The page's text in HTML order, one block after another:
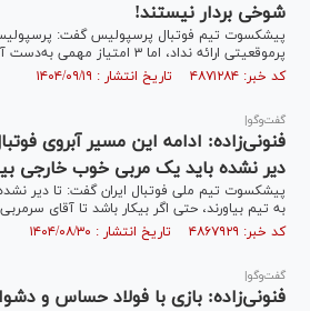
شوخی بردار نیستند!
پیشکسوت تیم فوتبال پرسپولیس گفت:
پرموقعیتی ارائه نداد، اما ۳ امتیاز مهمی به‌دست آورد.
کد خبر: ۴۸۷۱۲۸۴ تاریخ انتشار : ۱۴۰۴/۰۹/۱۹
گفت‌و‌گو|
فنونی‌زاده: ادامه این مسیر آبروی
دیر نشده باید یک مربی خوب خارجی
پیشکسوت تیم ملی فوتبال ایران گفت: تا دیر
به تیم بیاورند، حتی اگر بیکار باشد تا آقای
کد خبر: ۴۸۶۷۹۲۹ تاریخ انتشار : ۱۴۰۴/۰۸/۳۰
گفت‌وگو|
فنونی‌زاده: بازی با فولاد حساس و